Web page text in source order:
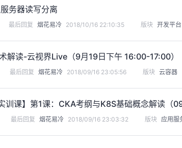
务器读写分离
最后回复 烟花易冷 2018/10/16 22:10:35 版块 开发平台
解读-云视界Live（9月19日下午 16:00-17:00）
最后回复 烟花易冷 2018/09/16 23:05:56 版块 云容器
课】第1课：CKA考纲与K8S基础概念解读（
最后回复 烟花易冷 2018/09/16 23:03:32 版块 应用服